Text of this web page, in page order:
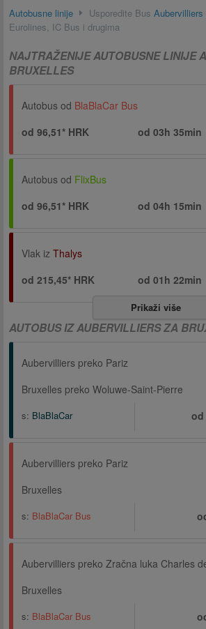
Autobusne linije Usporedite Bus Aubervilliers
Eurolines, IC Bus i drugima
NAJTRAŽENIJE AUTOBUSNE LINIJE
BRUXELLES
Autobus od BlaBlaCar Bus
od 96,51* HRK
od03h 35min
Autobus od FlixBus
od 96,51* HRK
od04h 15min
Vlak iz Thalys
od 215,45* HRK
od01h 22min
Prikaži više
AUTOBUS IZ AUBERVILLIERS ZA
Aubervilliers preko Pariz
Bruxelles preko Woluwe-Saint-Pierre
s: BlaBlaCar od
Aubervilliers preko Pariz
Bruxelles
s: BlaBlaCar Bus
Aubervilliers preko Zračna luka Charles
Bruxelles
s: BlaBlaCar Bus